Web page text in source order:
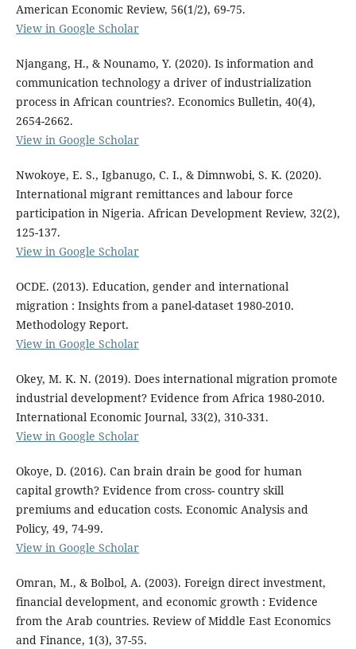
American Economic Review, 56(1/2), 69-75.
View in Google Scholar
Njangang, H., & Nounamo, Y. (2020). Is information and
communication technology a driver of industrialization
process in African countries?. Economics Bulletin, 40(4),
2654-2662.
View in Google Scholar
Nwokoye, E. S., Igbanugo, C. I., & Dimnwobi, S. K. (2020).
International migrant remittances and labour force
participation in Nigeria. African Development Review, 32(2),
125-137.
View in Google Scholar
OCDE. (2013). Education, gender and international
migration : Insights from a panel-dataset 1980-2010.
Methodology Report.
View in Google Scholar
Okey, M. K. N. (2019). Does international migration promote
industrial development? Evidence from Africa 1980-2010.
International Economic Journal, 33(2), 310-331.
View in Google Scholar
Okoye, D. (2016). Can brain drain be good for human
capital growth? Evidence from cross- country skill
premiums and education costs. Economic Analysis and
Policy, 49, 74-99.
View in Google Scholar
Omran, M., & Bolbol, A. (2003). Foreign direct investment,
financial development, and economic growth : Evidence
from the Arab countries. Review of Middle East Economics
and Finance, 1(3), 37-55.